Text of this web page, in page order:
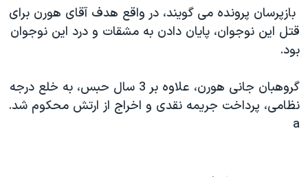
گالری عکس
آرشیو پخش زنده
اعتراضات زن، زندگی، آزادی
مجموعه مستندهای دادخواهی
تریبونال مردمی آبان ۹۸
دادگاه حمید نوری
چهل سال گروگان‌گیری
‏ بازپرسان پرونده می گويند، در واقع هدف آقای هورن برای
قتل ‏اين نوجوان، پايان دادن به مشقات و درد اين نوجوان
بود.‏
گروهبان جانی هورن، علاوه بر 3 سال حبس، به خلع درجه
نظامی، ‏پرداخت جريمه نقدی و اخراج از ارتش محکوم شد.‏
a